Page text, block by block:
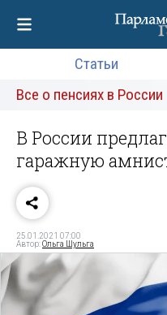
Статьи
Все о пенсиях в России
В России
гаражную
25.01.2021 07:00
Автор:Ольга Шульга